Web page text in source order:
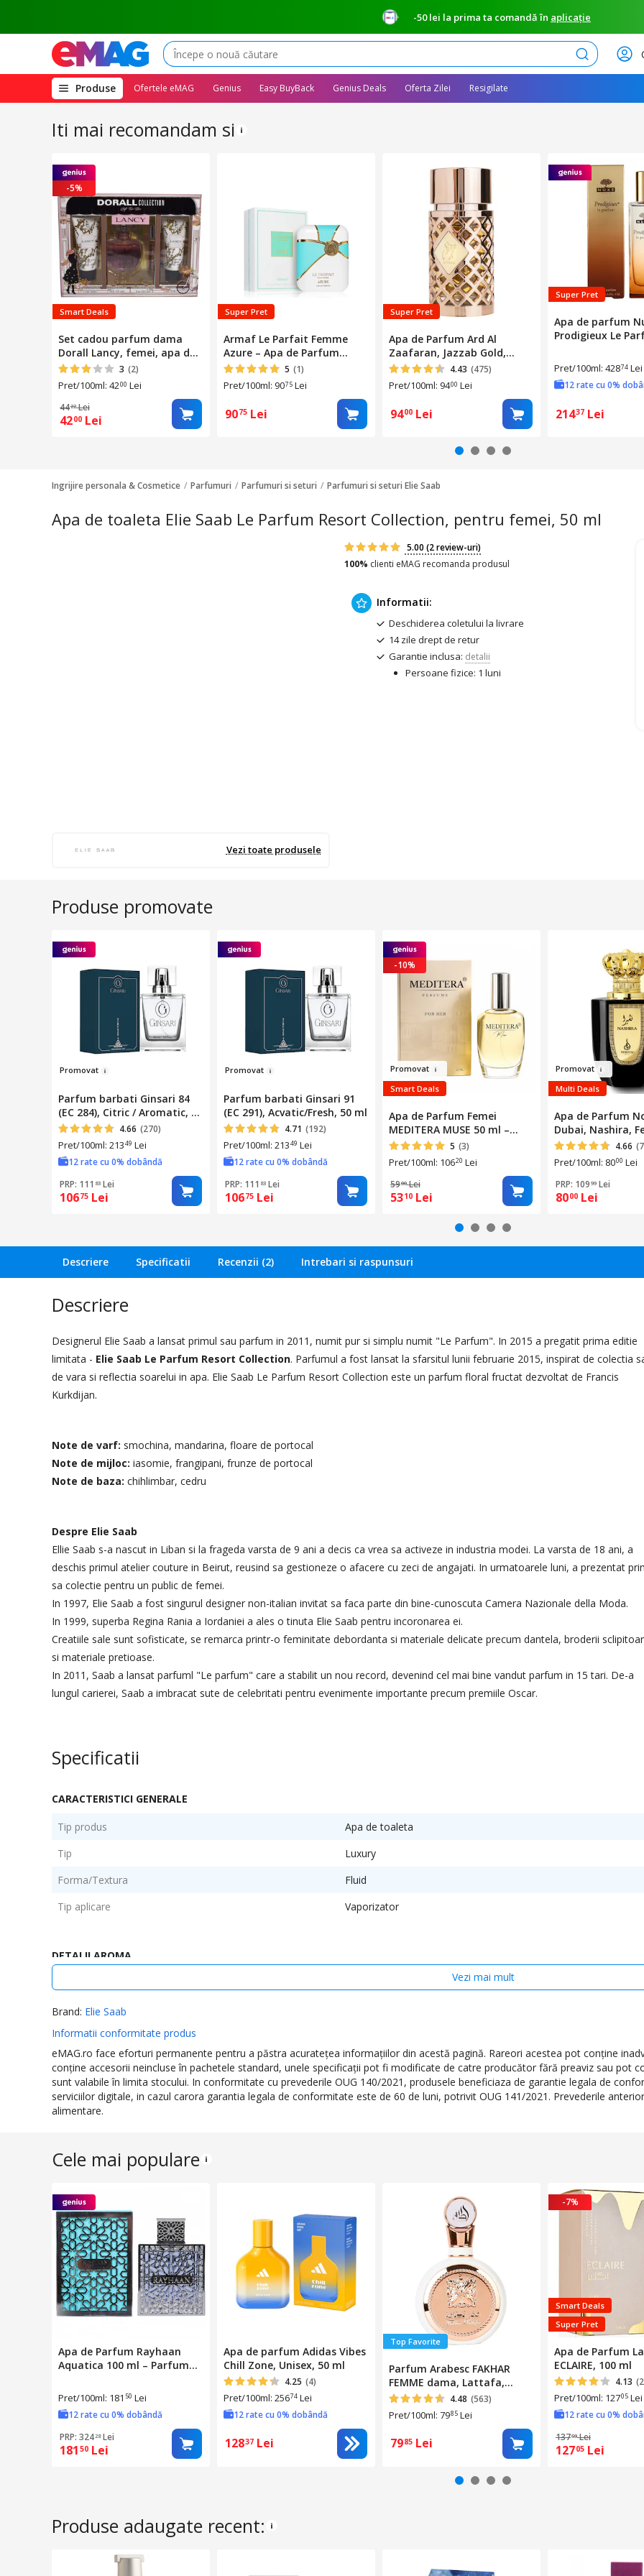
-50 lei la prima ta comandă în aplicație
Caută
Produse(deschide
megameniul)
Ofertele eMAG Genius Easy BuyBack Genius Deals Oferta Zilei Resigilate
Iti mai recomandam si
-5%
Smart Deals
Set cadou parfum dama
Dorall Lancy, femei, apa de
toaleta 100 ml, roll on 10 ml,
gel de dus 50 ml, lotiune
maini si corp 50 ml
3 (2)
Pret/100ml: 4200 Lei
4422 Lei
4200 Lei
Super Pret
Armaf Le Parfait Femme
Azure – Apa de Parfum
pentru Femei 100 ml
5 (1)
Pret/100ml: 9075 Lei
9075 Lei
Super Pret
Apa de Parfum Ard Al
Zaafaran, Jazzab Gold,
Femei, 100 ml4.43 (475)
Pret/100ml: 9400 Lei
9400 Lei
Super Pret
Apa de parfum
Prodigieux Le
Pret/100ml: 42874 Lei
12 rate cu 0%
21437 Lei
Ingrijire personala & Cosmetice Parfumuri Parfumuri si seturi Parfumuri si seturi Elie Saab
Apa de toaleta Elie Saab Le Parfum Resort Collection, pentru femei, 50 ml
Vezi toate produsele
5.00 (2 review-uri)
100% clienti eMAG recomanda produsul
Informatii:
Deschiderea coletului la livrare
14 zile drept de retur
Garantie inclusa: detalii
Persoane fizice: 1 luni
Produse promovate
Promovat
Parfum barbati Ginsari 84
(EC 284), Citric / Aromatic, 50
ml
4.66 (270)
Pret/100ml: 21349 Lei
12 rate cu 0% dobândă
PRP: 111 83 Lei
10675 Lei
Promovat
Parfum barbati Ginsari 91
(EC 291), Acvatic/Fresh, 50 ml
4.71 (192)
Pret/100ml: 21349 Lei
12 rate cu 0% dobândă
PRP: 111 83 Lei
10675 Lei
-10%
Promovat
Smart Deals
Apa de Parfum Femei
MEDITERA MUSE 50 ml –
Parfum Persistent Floral
Oriental cu Vanilie,
Patchouli si Iasomie
5 (3)
Pret/100ml: 10620 Lei
5900 Lei
5310 Lei
Promovat
Multi Deals
Apa de Parfum
Dubai, Nashira,
Gourmand- 4.66
Pret/100ml: 8000 Lei
PRP: 109 99 Lei
8000 Lei
Descriere Specificatii Recenzii (2) Intrebari si raspunsuri
Descriere
Designerul Elie Saab a lansat primul sau parfum in 2011, numit pur si simplu numit "Le Parfum". In 2015 a pregatit prima editie
limitata - Elie Saab Le Parfum Resort Collection. Parfumul a fost lansat la sfarsitul lunii februarie 2015, inspirat de colectia
de vara si reflectia soarelui in apa. Elie Saab Le Parfum Resort Collection este un parfum floral fructat dezvoltat de Francis
Kurkdijan.
Note de varf: smochina, mandarina, floare de portocal
Note de mijloc: iasomie, frangipani, frunze de portocal
Note de baza: chihlimbar, cedru
Despre Elie Saab
Ellie Saab s-a nascut in Liban si la frageda varsta de 9 ani a decis ca vrea sa activeze in industria modei. La varsta de 18 ani, a
deschis primul atelier couture in Beirut, reusind sa gestioneze o afacere cu zeci de angajati. In urmatoarele luni, a prezentat
sa colectie pentru un public de femei.
In 1997, Elie Saab a fost singurul designer non-italian invitat sa faca parte din bine-cunoscuta Camera Nazionale della Moda.
In 1999, superba Regina Rania a Iordaniei a ales o tinuta Elie Saab pentru incoronarea ei.
Creatiile sale sunt sofisticate, se remarca printr-o feminitate debordanta si materiale delicate precum dantela, broderii
si materiale pretioase.
In 2011, Saab a lansat parfuml "Le parfum" care a stabilit un nou record, devenind cel mai bine vandut parfum in 15 tari. De-a
lungul carierei, Saab a imbracat sute de celebritati pentru evenimente importante precum premiile Oscar.
Specificatii
CARACTERISTICI GENERALE
Tip produs
Apa de toaleta
Tip
Luxury
Forma/Textura
Fluid
Tip aplicare
Vaporizator
DETALII AROMA
Note de mijloc
Iasomie
Frangipani
Note de baza
DIMENSIUNI
Cantitate
Vezi mai mult
Brand: Elie Saab
Informatii conformitate produs
eMAG.ro face eforturi permanente pentru a păstra acurateţea informaţiilor din acestă pagină. Rareori acestea pot conţine
conţine accesorii neincluse în pachetele standard, unele specificaţii pot fi modificate de catre producător fără preaviz sau pot
sunt valabile în limita stocului. In conformitate cu prevederile OUG 140/2021, produsele beneficiaza de garantie legala de
serviciilor digitale, in cazul carora garantia legala de conformitate este de 60 de luni, potrivit OUG 141/2021. Prevederile
alimentare.
Cele mai populare
Apa de Parfum Rayhaan
Aquatica 100 ml – Parfum
Aquatic, Miros Tropical
Persistent de Vara, Unisex
Pret/100ml: 181 50 Lei
12 rate cu 0% dobândă
PRP: 324 28 Lei
181 50 Lei
Apa de parfum Adidas Vibes
Chill Zone, Unisex, 50 ml
4.25 (4)
Pret/100ml: 25674 Lei
12 rate cu 0% dobândă
12837 Lei
Top Favorite
Parfum Arabesc FAKHAR
FEMME dama, Lattafa,
100ml
4.48 (563)
Pret/100ml: 7985 Lei
7985 Lei
-7%
Smart Deals
Super Pret
Apa de Parfum
ECLAIRE, 100 ml
4.13
Pret/100ml: 12705 Lei
12 rate cu 0%
13759 Lei
12705 Lei
Produse adaugate recent: